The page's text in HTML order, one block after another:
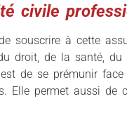
civile
souscrire à cette
droit, de la santé,
de se prémunir
Elle permet aussi de